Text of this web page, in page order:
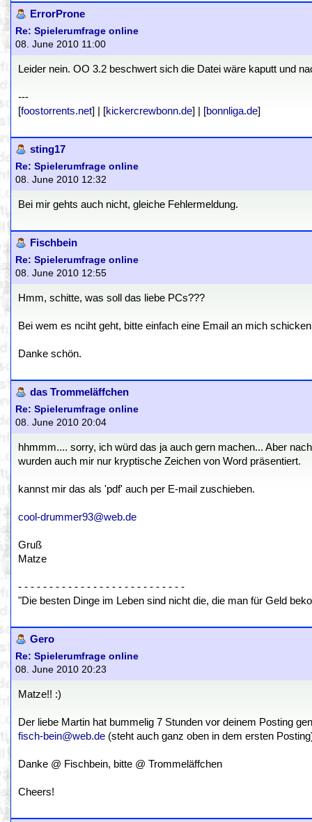
ErrorProne
Re: Spielerumfrage online
08. June 2010 11:00
Leider nein. OO 3.2 beschwert sich die Datei wäre kaputt und
---
[foostorrents.net] | [kickercrewbonn.de] | [bonnliga.de]
sting17
Re: Spielerumfrage online
08. June 2010 12:32
Bei mir gehts auch nicht, gleiche Fehlermeldung.
Fischbein
Re: Spielerumfrage online
08. June 2010 12:55
Hmm, schitte, was soll das liebe PCs???
Bei wem es nciht geht, bitte einfach eine Email an mich
Danke schön.
das Trommeläffchen
Re: Spielerumfrage online
08. June 2010 20:04
hhmmm.... sorry, ich würd das ja auch gern machen... Aber
wurden auch mir nur kryptische Zeichen von Word präsentiert.
kannst mir das als 'pdf' auch per E-mail zuschieben.
cool-drummer93@web.de
Gruß
Matze
- - - - - - - - - - - - - - - - - - - - - - - - - - -
"Die besten Dinge im Leben sind nicht die, die man für Geld
Gero
Re: Spielerumfrage online
08. June 2010 20:23
Matze!! :)
Der liebe Martin hat bummelig 7 Stunden vor deinem Posting
fisch-bein@web.de (steht auch ganz oben in dem ersten
Danke @ Fischbein, bitte @ Trommeläffchen
Cheers!